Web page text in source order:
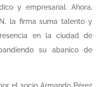
y empresarial. Ahora,
la firma suma talento y
en la ciudad de
su abanico de
el socio Armando Pérez